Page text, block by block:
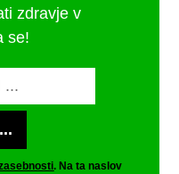
zdravje v
se!
. Na ta naslov